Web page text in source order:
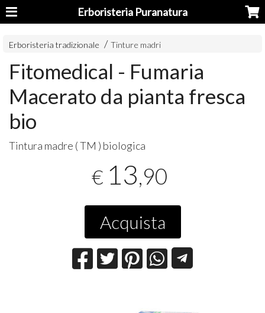
Erboristeria Puranatura
Erboristeria tradizionale Tinture madri
Fitomedical - Fumaria
Macerato da pianta fresca
bio
Tintura madre ( TM ) biologica
€ 13,90
Acquista